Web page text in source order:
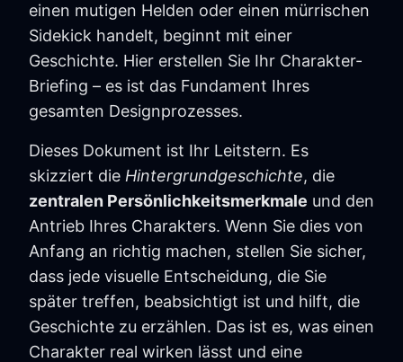
einen mutigen Helden oder einen mürrischen
Sidekick handelt, beginnt mit einer
Geschichte. Hier erstellen Sie Ihr Charakter-
Briefing – es ist das Fundament Ihres
gesamten Designprozesses.
Dieses Dokument ist Ihr Leitstern. Es
skizziert die Hintergrundgeschichte, die
zentralen Persönlichkeitsmerkmale und den
Antrieb Ihres Charakters. Wenn Sie dies von
Anfang an richtig machen, stellen Sie sicher,
dass jede visuelle Entscheidung, die Sie
später treffen, beabsichtigt ist und hilft, die
Geschichte zu erzählen. Das ist es, was einen
Charakter real wirken lässt und eine